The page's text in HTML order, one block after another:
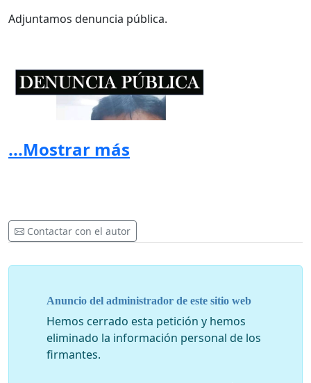
Adjuntamos denuncia pública.
...Mostrar más
Contactar con el autor
Anuncio del administrador de este sitio web
Hemos cerrado esta petición y hemos
eliminado la información personal de los
firmantes.